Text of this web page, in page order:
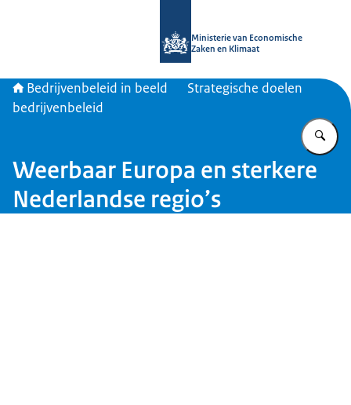
Ministerie van Economische
Zaken en Klimaat
Bedrijvenbeleid in beeld
Strategische doelen
bedrijvenbeleid
Weerbaar Europa en sterkere
Nederlandse regio’s